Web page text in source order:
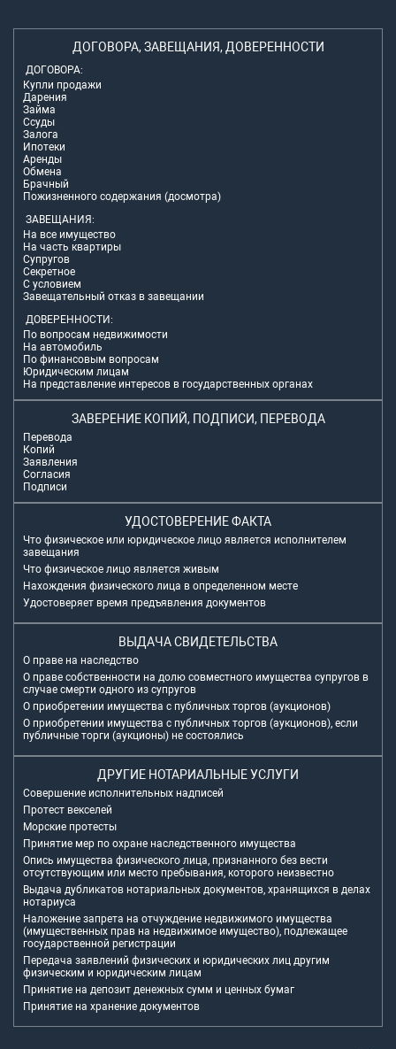
ДОГОВОРА, ЗАВЕЩАНИЯ, ДОВЕРЕННОСТИ
ДОГОВОРА:
Купли продажи
Дарения
Займа
Ссуды
Залога
Ипотеки
Аренды
Обмена
Брачный
Пожизненного содержания (досмотра)
ЗАВЕЩАНИЯ:
На все имущество
На часть квартиры
Супругов
Секретное
С условием
Завещательный отказ в завещании
ДОВЕРЕННОСТИ:
По вопросам недвижимости
На автомобиль
По финансовым вопросам
Юридическим лицам
На представление интересов в государственных органах
ЗАВЕРЕНИЕ КОПИЙ, ПОДПИСИ, ПЕРЕВОДА
Перевода
Копий
Заявления
Согласия
Подписи
УДОСТОВЕРЕНИЕ ФАКТА
Что физическое или юридическое лицо является исполнителем
завещания
Что физическое лицо является живым
Нахождения физического лица в определенном месте
Удостоверяет время предъявления документов
ВЫДАЧА СВИДЕТЕЛЬСТВА
О праве на наследство
О праве собственности на долю совместного имущества супругов в
случае смерти одного из супругов
О приобретении имущества с публичных торгов (аукционов)
О приобретении имущества с публичных торгов (аукционов), если
публичные торги (аукционы) не состоялись
ДРУГИЕ НОТАРИАЛЬНЫЕ УСЛУГИ
Совершение исполнительных надписей
Протест векселей
Морские протесты
Принятие мер по охране наследственного имущества
Опись имущества физического лица, признанного без вести
отсутствующим или место пребывания, которого неизвестно
Выдача дубликатов нотариальных документов, хранящихся в делах
нотариуса
Наложение запрета на отчуждение недвижимого имущества
(имущественных прав на недвижимое имущество), подлежащее
государственной регистрации
Передача заявлений физических и юридических лиц другим
физическим и юридическим лицам
Принятие на депозит денежных сумм и ценных бумаг
Принятие на хранение документов